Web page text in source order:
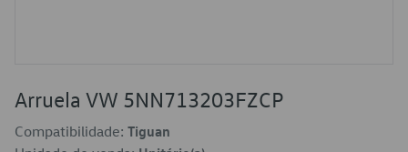
Arruela VW 5NN713203FZCP
Compatibilidade: Tiguan